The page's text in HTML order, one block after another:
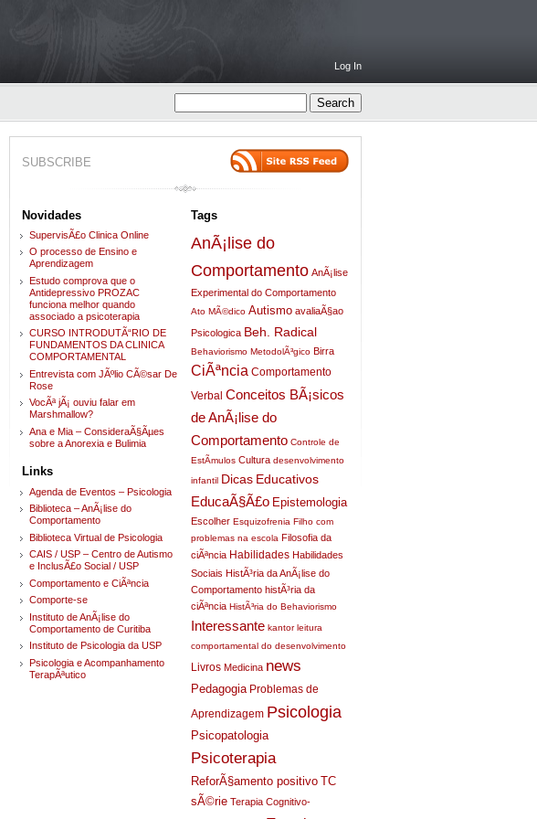
Log In
SUBSCRIBE
Novidades
SupervisÃ£o Clinica Online
O processo de Ensino e
Aprendizagem
Estudo comprova que o
Antidepressivo PROZAC
funciona melhor quando
associado a psicoterapia
CURSO INTRODUTÃ“RIO DE
FUNDAMENTOS DA CLINICA
COMPORTAMENTAL
Entrevista com JÃºlio CÃ©sar De
Rose
VocÃª jÃ¡ ouviu falar em
Marshmallow?
Ana e Mia – ConsideraÃ§Ãµes
sobre a Anorexia e Bulimia
Links
Agenda de Eventos – Psicologia
Biblioteca – AnÃ¡lise do
Comportamento
Biblioteca Virtual de Psicologia
CAIS / USP – Centro de Autismo
e InclusÃ£o Social / USP
Comportamento e CiÃªncia
Comporte-se
Instituto de AnÃ¡lise do
Comportamento de Curitiba
Instituto de Psicologia da USP
Psicologia e Acompanhamento
TerapÃªutico
Tags
AnÃ¡lise do
Comportamento AnÃ¡lise
Experimental do Comportamento
Ato MÃ©dico Autismo avaliaÃ§ao
Psicologica Beh. Radical
Behaviorismo MetodolÃ³gico Birra
CiÃªncia Comportamento
Verbal Conceitos BÃ¡sicos
de AnÃ¡lise do
Comportamento Controle de
EstÃ­mulos Cultura desenvolvimento
infantil Dicas Educativos
EducaÃ§Ã£o Epistemologia
Escolher Esquizofrenia Filho com
problemas na escola Filosofia da
ciÃªncia Habilidades Habilidades
Sociais HistÃ³ria da AnÃ¡lise do
Comportamento histÃ³ria da
ciÃªncia HistÃ³ria do Behaviorismo
Interessante kantor leitura
comportamental do desenvolvimento
Livros Medicina news
Pedagogia Problemas de
Aprendizagem Psicologia
Psicopatologia
Psicoterapia
ReforÃ§amento positivo TC
sÃ©rie Terapia Cognitivo-